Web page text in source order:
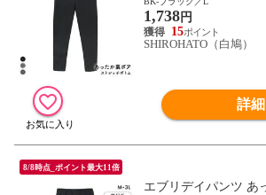
ー
1,738円
15
SHIROHATO（白鳩）
詳
8/8時点_ポイント最大11倍
エブリデイパンツ あ